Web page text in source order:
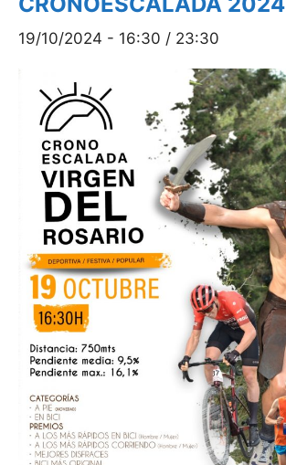
19/10/2024 - 16:30 / 23:30